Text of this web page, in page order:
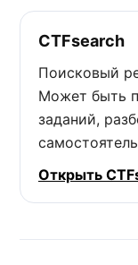
CTFsearch
Поисковый
Может быть
заданий,
Открыть